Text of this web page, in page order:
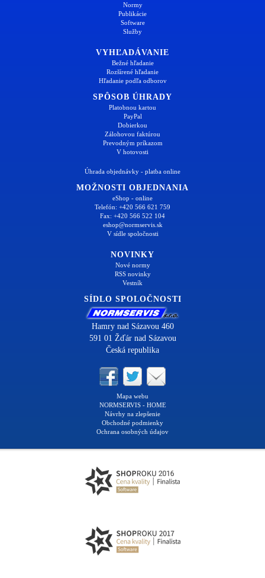
Normy
Publikácie
Software
Služby
VYHĽADÁVANIE
Bežné hľadanie
Rozšírené hľadanie
Hľadanie podľa odborov
SPÔSOB ÚHRADY
Platobnou kartou
PayPal
Dobierkou
Zálohovou faktúrou
Prevodným príkazom
V hotovosti
Úhrada objednávky - platba online
MOŽNOSTI OBJEDNANIA
eShop - online
Telefón: +420 566 621 759
Fax: +420 566 522 104
eshop@normservis.sk
V sídle spoločnosti
NOVINKY
Nové normy
RSS novinky
Vestník
SÍDLO SPOLOČNOSTI
Hamry nad Sázavou 460
591 01 Žďár nad Sázavou
Česká republika
Mapa webu
NORMSERVIS - HOME
Návrhy na zlepšenie
Obchodné podmienky
Ochrana osobných údajov